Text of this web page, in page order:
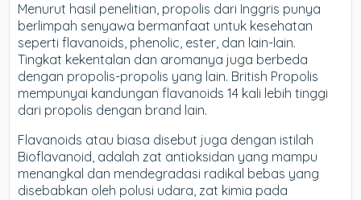
Menurut hasil penelitian, propolis dari Inggris punya
berlimpah senyawa bermanfaat untuk kesehatan
seperti flavanoids, phenolic, ester, dan lain-lain.
Tingkat kekentalan dan aromanya juga berbeda
dengan propolis-propolis yang lain. British Propolis
mempunyai kandungan flavanoids 14 kali lebih tinggi
dari propolis dengan brand lain.
Flavanoids atau biasa disebut juga dengan istilah
Bioflavanoid, adalah zat antioksidan yang mampu
menangkal dan mendegradasi radikal bebas yang
disebabkan oleh polusi udara, zat kimia pada